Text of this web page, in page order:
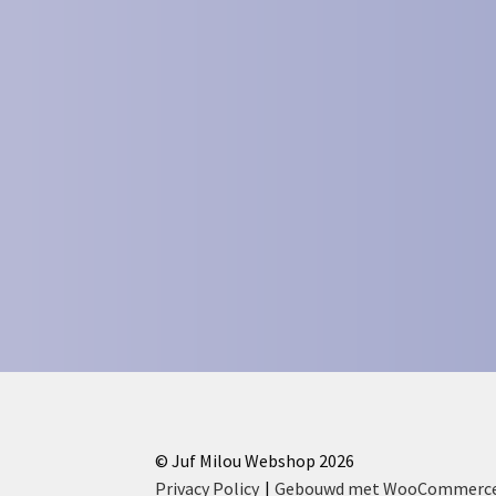
© Juf Milou Webshop 2026
Privacy Policy
Gebouwd met